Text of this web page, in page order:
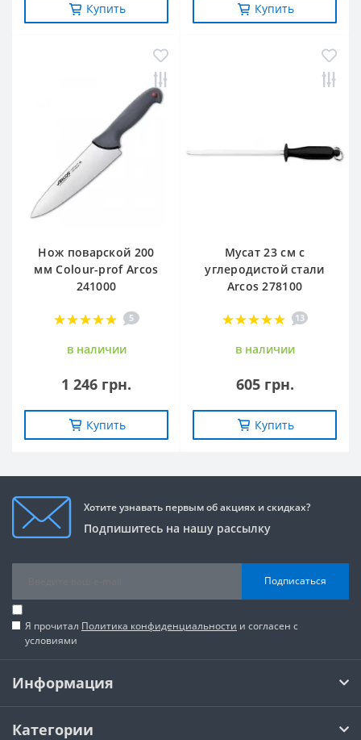
Купить Купить
Нож поварской 200
мм Сolour-prof Arcos
241000
5
в наличии
1 246 грн.
Купить
Мусат 23 см с
углеродистой стали
Arcos 278100
13
в наличии
605 грн.
Купить
Хотите узнавать первым об акциях и скидках?
Подпишитесь на нашу рассылку
Подписаться
Я прочитал Политика конфиденциальности и согласен с
условиями
Информация
Категории